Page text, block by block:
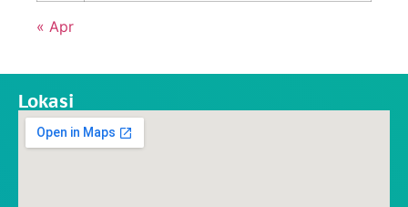
« Apr
Lokasi